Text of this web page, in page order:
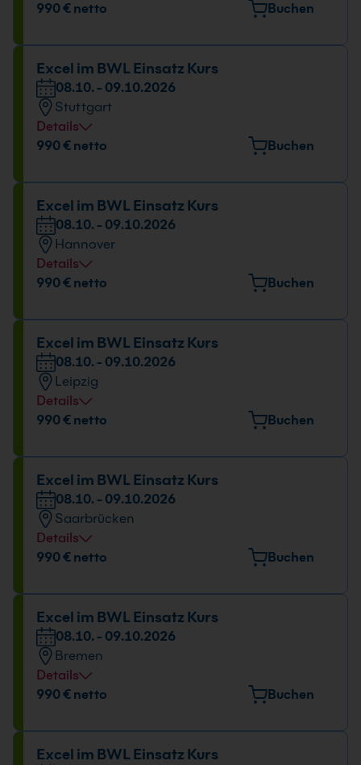
Veranstaltungsort
Datum und Uhrzeit
08.10. - 09.10.2026
09:00 - 16:00 Uhr
990 € netto Buchen
Excel im BWL Einsatz Kurs
08.10. - 09.10.2026
Stuttgart
Details
Veranstaltungsort
Datum und Uhrzeit
08.10. - 09.10.2026
09:00 - 16:00 Uhr
990 € netto Buchen
Excel im BWL Einsatz Kurs
08.10. - 09.10.2026
Hannover
Details
Veranstaltungsort
Datum und Uhrzeit
08.10. - 09.10.2026
09:00 - 16:00 Uhr
990 € netto Buchen
Excel im BWL Einsatz Kurs
08.10. - 09.10.2026
Leipzig
Details
Veranstaltungsort
Datum und Uhrzeit
08.10. - 09.10.2026
09:00 - 16:00 Uhr
990 € netto Buchen
Excel im BWL Einsatz Kurs
08.10. - 09.10.2026
Saarbrücken
Details
Veranstaltungsort
Datum und Uhrzeit
08.10. - 09.10.2026
09:00 - 16:00 Uhr
990 € netto Buchen
Excel im BWL Einsatz Kurs
08.10. - 09.10.2026
Bremen
Details
Veranstaltungsort
Datum und Uhrzeit
990 € netto Buchen
Excel im BWL Einsatz Kurs